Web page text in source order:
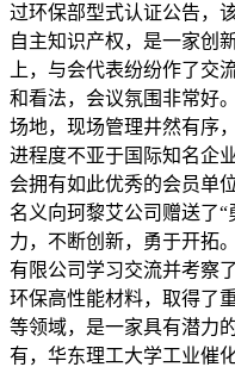
过环保部型式认证公告，
自主知识产权，是一家创
上，与会代表纷纷作了交
和看法，会议氛围非常好
场地，现场管理井然有序
进程度不亚于国际知名企
会拥有如此优秀的会员单
名义向珂黎艾公司赠送了
力，不断创新，勇于开拓
有限公司学习交流并考察
环保高性能材料，取得了
等领域，是一家具有潜力
有，华东理工大学工业催